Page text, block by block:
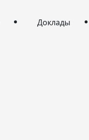
Доклады